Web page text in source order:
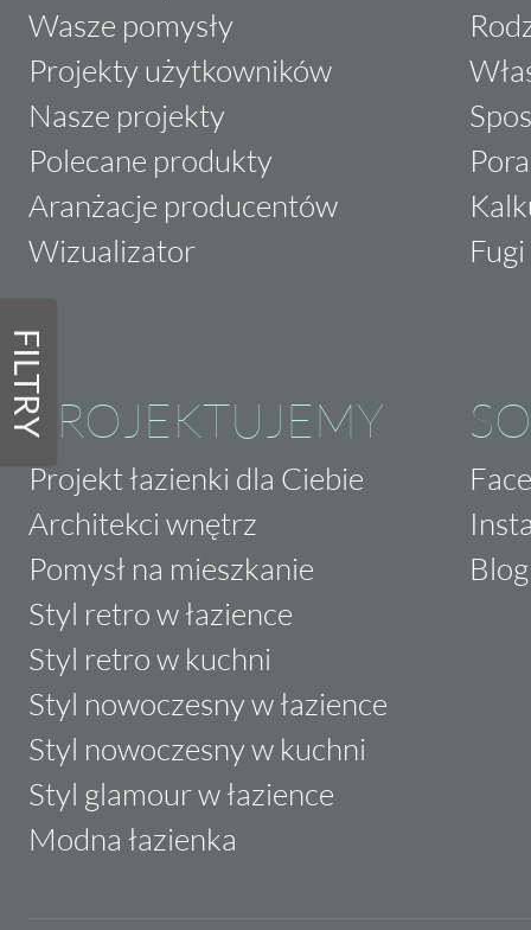
FILTRY
Wasze pomysły
Projekty użytkowników
Nasze projekty
Polecane produkty
Aranżacje producentów
Wizualizator
PROJEKTUJEMY
Projekt łazienki dla Ciebie
Architekci wnętrz
Pomysł na mieszkanie
Styl retro w łazience
Styl retro w kuchni
Styl nowoczesny w łazience
Styl nowoczesny w kuchni
Styl glamour w łazience
Modna łazienka
Blog